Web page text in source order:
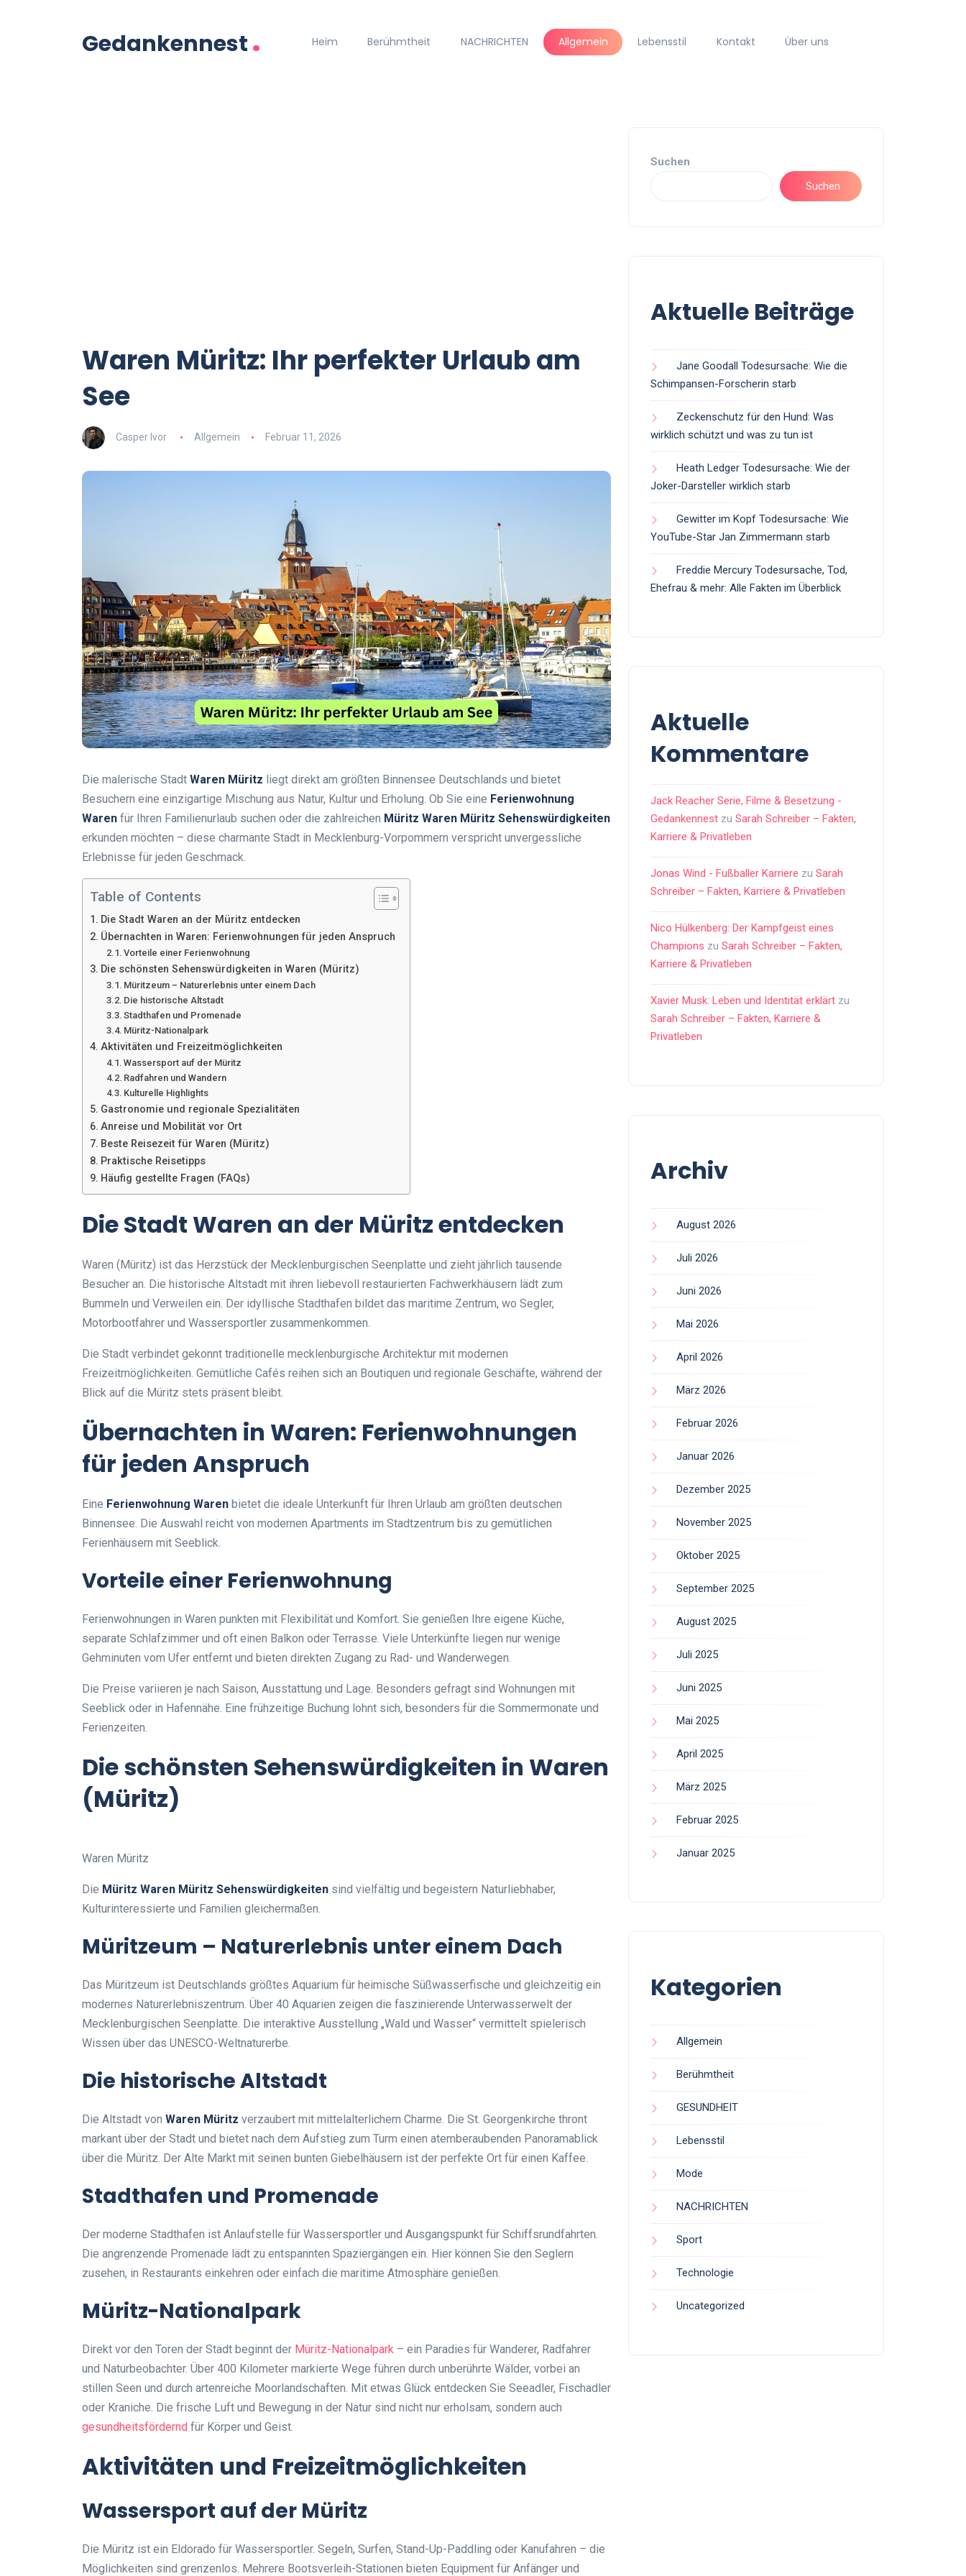
Gedankennest. Heim Berühmtheit NACHRICHTEN Allgemein Lebensstil Kontakt Über uns
Waren Müritz: Ihr perfekter Urlaub am
See
Casper Ivor Allgemein Februar 11, 2026
Die malerische Stadt Waren Müritz liegt direkt am größten Binnensee Deutschlands und bietet
Besuchern eine einzigartige Mischung aus Natur, Kultur und Erholung. Ob Sie eine Ferienwohnung
Waren für Ihren Familienurlaub suchen oder die zahlreichen Müritz Waren Müritz Sehenswürdigkeiten
erkunden möchten – diese charmante Stadt in Mecklenburg-Vorpommern verspricht unvergessliche
Erlebnisse für jeden Geschmack.
Table of Contents
Die Stadt Waren an der Müritz entdecken
Übernachten in Waren: Ferienwohnungen für jeden Anspruch
Vorteile einer Ferienwohnung
Die schönsten Sehenswürdigkeiten in Waren (Müritz)
Müritzeum – Naturerlebnis unter einem Dach
Die historische Altstadt
Stadthafen und Promenade
Müritz-Nationalpark
Aktivitäten und Freizeitmöglichkeiten
Wassersport auf der Müritz
Radfahren und Wandern
Kulturelle Highlights
Gastronomie und regionale Spezialitäten
Anreise und Mobilität vor Ort
Beste Reisezeit für Waren (Müritz)
Praktische Reisetipps
Häufig gestellte Fragen (FAQs)
Die Stadt Waren an der Müritz entdecken
Waren (Müritz) ist das Herzstück der Mecklenburgischen Seenplatte und zieht jährlich tausende
Besucher an. Die historische Altstadt mit ihren liebevoll restaurierten Fachwerkhäusern lädt zum
Bummeln und Verweilen ein. Der idyllische Stadthafen bildet das maritime Zentrum, wo Segler,
Motorbootfahrer und Wassersportler zusammenkommen.
Die Stadt verbindet gekonnt traditionelle mecklenburgische Architektur mit modernen
Freizeitmöglichkeiten. Gemütliche Cafés reihen sich an Boutiquen und regionale Geschäfte, während der
Blick auf die Müritz stets präsent bleibt.
Übernachten in Waren: Ferienwohnungen
für jeden Anspruch
Eine Ferienwohnung Waren bietet die ideale Unterkunft für Ihren Urlaub am größten deutschen
Binnensee. Die Auswahl reicht von modernen Apartments im Stadtzentrum bis zu gemütlichen
Ferienhäusern mit Seeblick.
Vorteile einer Ferienwohnung
Ferienwohnungen in Waren punkten mit Flexibilität und Komfort. Sie genießen Ihre eigene Küche,
separate Schlafzimmer und oft einen Balkon oder Terrasse. Viele Unterkünfte liegen nur wenige
Gehminuten vom Ufer entfernt und bieten direkten Zugang zu Rad- und Wanderwegen.
Die Preise variieren je nach Saison, Ausstattung und Lage. Besonders gefragt sind Wohnungen mit
Seeblick oder in Hafennähe. Eine frühzeitige Buchung lohnt sich, besonders für die Sommermonate und
Ferienzeiten.
Die schönsten Sehenswürdigkeiten in Waren
(Müritz)
Waren Müritz
Die Müritz Waren Müritz Sehenswürdigkeiten sind vielfältig und begeistern Naturliebhaber,
Kulturinteressierte und Familien gleichermaßen.
Müritzeum – Naturerlebnis unter einem Dach
Das Müritzeum ist Deutschlands größtes Aquarium für heimische Süßwasserfische und gleichzeitig ein
modernes Naturerlebniszentrum. Über 40 Aquarien zeigen die faszinierende Unterwasserwelt der
Mecklenburgischen Seenplatte. Die interaktive Ausstellung „Wald und Wasser“ vermittelt spielerisch
Wissen über das UNESCO-Weltnaturerbe.
Die historische Altstadt
Die Altstadt von Waren Müritz verzaubert mit mittelalterlichem Charme. Die St. Georgenkirche thront
markant über der Stadt und bietet nach dem Aufstieg zum Turm einen atemberaubenden Panoramablick
über die Müritz. Der Alte Markt mit seinen bunten Giebelhäusern ist der perfekte Ort für einen Kaffee.
Stadthafen und Promenade
Der moderne Stadthafen ist Anlaufstelle für Wassersportler und Ausgangspunkt für Schiffsrundfahrten.
Die angrenzende Promenade lädt zu entspannten Spaziergängen ein. Hier können Sie den Seglern
zusehen, in Restaurants einkehren oder einfach die maritime Atmosphäre genießen.
Müritz-Nationalpark
Direkt vor den Toren der Stadt beginnt der Müritz-Nationalpark – ein Paradies für Wanderer, Radfahrer
und Naturbeobachter. Über 400 Kilometer markierte Wege führen durch unberührte Wälder, vorbei an
stillen Seen und durch artenreiche Moorlandschaften. Mit etwas Glück entdecken Sie Seeadler, Fischadler
oder Kraniche. Die frische Luft und Bewegung in der Natur sind nicht nur erholsam, sondern auch
gesundheitsfördernd für Körper und Geist.
Aktivitäten und Freizeitmöglichkeiten
Wassersport auf der Müritz
Die Müritz ist ein Eldorado für Wassersportler. Segeln, Surfen, Stand-Up-Paddling oder Kanufahren – die
Möglichkeiten sind grenzenlos. Mehrere Bootsverleih-Stationen bieten Equipment für Anfänger und
Suchen
Suchen
Aktuelle Beiträge
Jane Goodall Todesursache: Wie die
Schimpansen-Forscherin starb
Zeckenschutz für den Hund: Was
wirklich schützt und was zu tun ist
Heath Ledger Todesursache: Wie der
Joker-Darsteller wirklich starb
Gewitter im Kopf Todesursache: Wie
YouTube-Star Jan Zimmermann starb
Freddie Mercury Todesursache, Tod,
Ehefrau & mehr: Alle Fakten im Überblick
Aktuelle
Kommentare
Jack Reacher Serie, Filme & Besetzung -
Gedankennest zu Sarah Schreiber – Fakten,
Karriere & Privatleben
Jonas Wind - Fußballer Karriere zu Sarah
Schreiber – Fakten, Karriere & Privatleben
Nico Hülkenberg: Der Kampfgeist eines
Champions zu Sarah Schreiber – Fakten,
Karriere & Privatleben
Xavier Musk: Leben und Identität erklärt zu
Sarah Schreiber – Fakten, Karriere &
Privatleben
Archiv
August 2026
Juli 2026
Juni 2026
Mai 2026
April 2026
März 2026
Februar 2026
Januar 2026
Dezember 2025
November 2025
Oktober 2025
September 2025
August 2025
Juli 2025
Juni 2025
Mai 2025
April 2025
März 2025
Februar 2025
Januar 2025
Kategorien
Allgemein
Berühmtheit
GESUNDHEIT
Lebensstil
Mode
NACHRICHTEN
Sport
Technologie
Uncategorized